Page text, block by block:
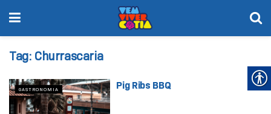
Tag: Churrascaria
GASTRONOMIA Pig Ribs BBQ